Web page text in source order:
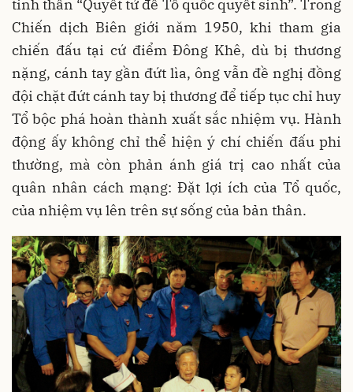
tinh thần “Quyết tử để Tổ quốc quyết sinh”. Trong
Chiến dịch Biên giới năm 1950, khi tham gia
chiến đấu tại cứ điểm Đông Khê, dù bị thương
nặng, cánh tay gần đứt lìa, ông vẫn đề nghị đồng
đội chặt đứt cánh tay bị thương để tiếp tục chỉ huy
Tổ bộc phá hoàn thành xuất sắc nhiệm vụ. Hành
động ấy không chỉ thể hiện ý chí chiến đấu phi
thường, mà còn phản ánh giá trị cao nhất của
quân nhân cách mạng: Đặt lợi ích của Tổ quốc,
của nhiệm vụ lên trên sự sống của bản thân.